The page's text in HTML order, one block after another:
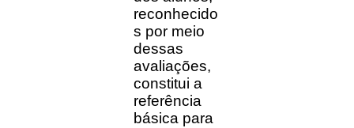
reconhecido
s por meio
dessas
avaliações,
constitui a
referência
básica para